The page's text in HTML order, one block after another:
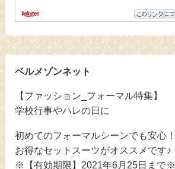
ベルメゾンネット
【ファッション_フォーマル特集】
学校行事やハレの日に
初めてのフォーマルシーンでも安心！
お得なセットスーツがオススメです♪
※【有効期限】2021年6月25日まで※